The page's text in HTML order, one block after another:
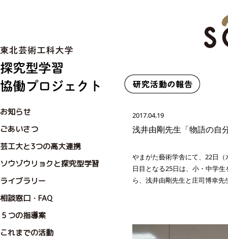
お知らせ
ごあいさつ
芸工大と3つの高大連携
ソウゾウリョクと探究型学習
ライブラリー
相談窓口・FAQ
５つの指導案
これまでの活動
2017.04.19
浅井由剛先生「物語の自
やまがた藝術学舎にて、22日
日目となる25日は、小・中学
ら、浅井由剛先生と庄司博幸